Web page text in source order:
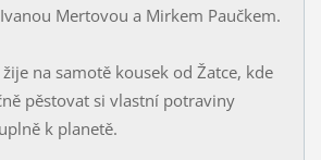
Mertovou a Mirkem Paučkem.
na samotě kousek od Žatce, kde
pěstovat si vlastní potraviny
k planetě.